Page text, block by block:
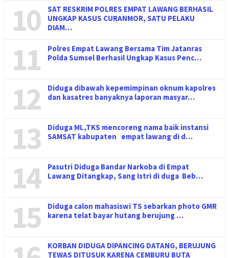
10
SAT RESKRIM POLRES EMPAT LAWANG BERHASIL
UNGKAP KASUS CURANMOR, SATU PELAKU
DIAM…
11
Polres Empat Lawang Bersama Tim Jatanras
Polda Sumsel Berhasil Ungkap Kasus Penc…
12
Diduga dibawah kepemimpinan oknum kapolres
dan kasatres banyaknya laporan masyar…
13
Diduga ML,TKS mencoreng nama baik instansi
SAMSAT kabupaten empat lawang di d…
14
Pasutri Diduga Bandar Narkoba di Empat
Lawang Ditangkap, Sang Istri di duga Beb…
15
Diduga calon mahasiswi TS sebarkan photo GMR
karena telat bayar hutang berujung …
KORBAN DIDUGA DIPANCING DATANG, BERUJUNG
TEWAS DITUSUK KARENA CEMBURU BUTA